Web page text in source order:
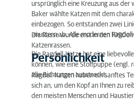
Persönlichkeit
Aussehen, Größe und
Farbe
Fellpflege
Besonderheiten der
ursprünglich eine Kreuzung aus
Baker wählte Katzen mit dem
einbezogen. So entstanden zwei
-mustern ab. Alle modernen
Die Rasse wurde erst in den
Katzenrassen.
Persönlichkeit
Die Ragdoll-Katze hat eine
können, wie eine Stoffpuppe (engl.
alle Richtungen ausstreckt.
Ragdoll-Katzen haben ein sanftes
sich an, um den Kopf an Ihnen zu
den meisten Menschen und